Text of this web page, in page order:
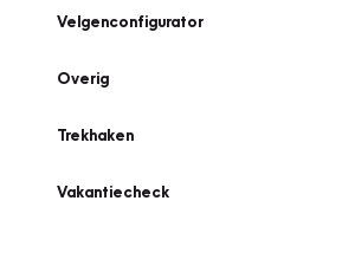
Velgenconfigurator
Overig
Trekhaken
Vakantiecheck